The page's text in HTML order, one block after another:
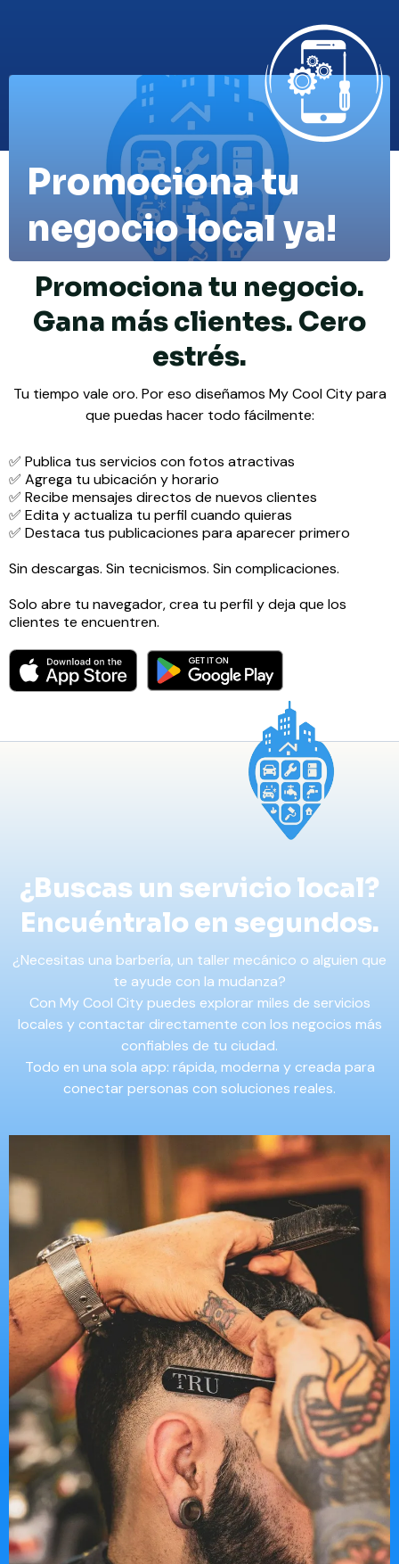
Promociona tu
negocio local ya!
Promociona tu negocio.
Gana más clientes. Cero
estrés.
Tu tiempo vale oro. Por eso diseñamos My Cool City para
que puedas hacer todo fácilmente:
✅ Publica tus servicios con fotos atractivas
✅ Agrega tu ubicación y horario
✅ Recibe mensajes directos de nuevos clientes
✅ Edita y actualiza tu perfil cuando quieras
✅ Destaca tus publicaciones para aparecer primero
Sin descargas. Sin tecnicismos. Sin complicaciones.
Solo abre tu navegador, crea tu perfil y deja que los
clientes te encuentren.
¿Buscas un servicio local?
Encuéntralo en segundos.
¿Necesitas una barbería, un taller mecánico o alguien que
te ayude con la mudanza?
Con My Cool City puedes explorar miles de servicios
locales y contactar directamente con los negocios más
confiables de tu ciudad.
Todo en una sola app: rápida, moderna y creada para
conectar personas con soluciones reales.